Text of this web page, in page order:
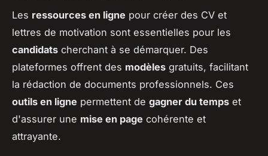
Les ressources en ligne pour créer des CV et
lettres de motivation sont essentielles pour les
candidats cherchant à se démarquer. Des
plateformes offrent des modèles gratuits, facilitant
la rédaction de documents professionnels. Ces
outils en ligne permettent de gagner du temps et
d'assurer une mise en page cohérente et
attrayante.